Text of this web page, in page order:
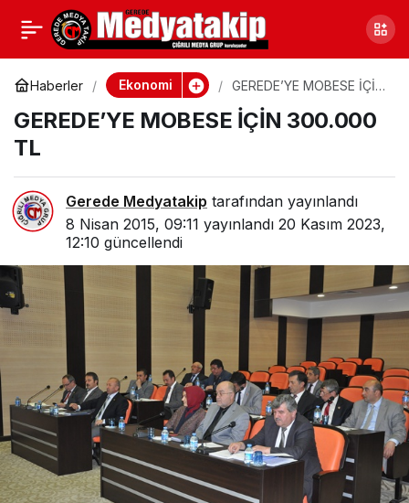
Haberler Ekonomi
GEREDE’YE MOBESE İÇİN
GEREDE’YE MOBESE İÇİN 300.000
TL
Gerede Medyatakip tarafından yayınlandı
8 Nisan 2015, 09:11 yayınlandı 20 Kasım 2023,
12:10 güncellendi
KAŞKA, BAŞBAKANLA
GÖRÜŞECEK
Paylaş